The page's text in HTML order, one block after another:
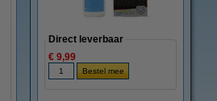
Direct leverbaar
€ 9,99